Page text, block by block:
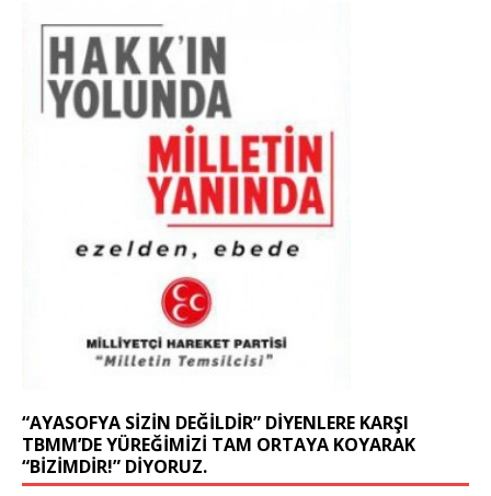
“AYASOFYA SIZIN DEĞILDIR” DIYENLERE KARŞI
TBMM’DE YÜREĞIMIZI TAM ORTAYA KOYARAK
“BIZIMDIR!” DIYORUZ.